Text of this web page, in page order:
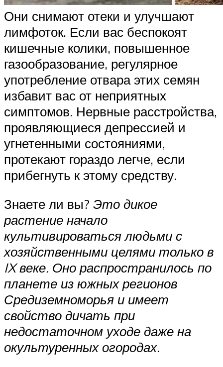
Они снимают отеки и улучшают
лимфоток. Если вас беспокоят
кишечные колики, повышенное
газообразование, регулярное
употребление отвара этих семян
избавит вас от неприятных
симптомов. Нервные расстройства,
проявляющиеся депрессией и
угнетенными состояниями,
протекают гораздо легче, если
прибегнуть к этому средству.
Знаете ли вы? Это дикое
растение начало
культивироваться людьми с
хозяйственными целями только в
IX веке. Оно распространилось по
планете из южных регионов
Средиземноморья и имеет
свойство дичать при
недостаточном уходе даже на
окультуренных огородах.